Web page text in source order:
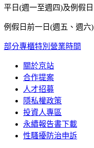
平日(週一至週四)及例假日
例假日前一日(週五、週六)
部分專櫃特別營業時間
關於京站
合作提案
人才招募
隱私權政策
投資人專區
永續報告書下載
性騷擾防治申訴